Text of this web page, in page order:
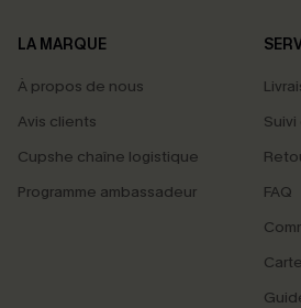
LA MARQUE
À propos de nous
Avis clients
Cupshe chaîne logistique
Programme ambassadeur
FAQ